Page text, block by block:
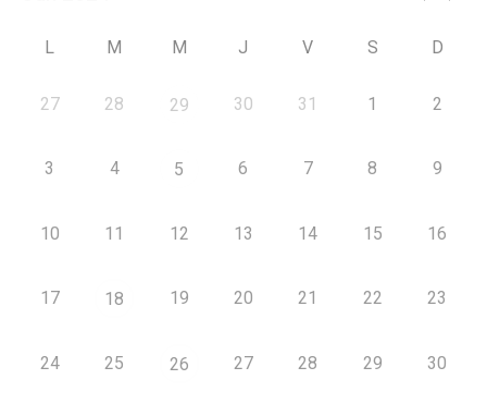
L M M J V S D
27 28 29 30 31 1 2
3 4 5 6 7 8 9
10 11 12 13 14 15 16
17 18 19 20 21 22 23
24 25 26 27 28 29 30